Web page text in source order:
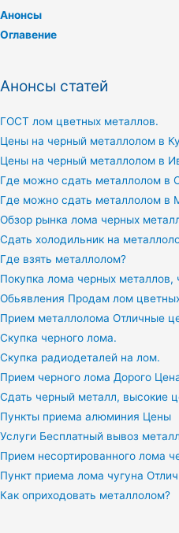
Анонсы
Оглавение
Анонсы статей
ГОСТ лом цветных металлов.
Цены на черный металлолом в
Цены на черный металлолом в
Где можно сдать металлолом в
Где можно сдать металлолом в
Обзор рынка лома черных
Сдать холодильник на
Где взять металлолом?
Покупка лома черных металлов,
Обьявления Продам лом
Прием металлолома Отличные
Скупка черного лома.
Скупка радиодеталей на лом.
Прием черного лома Дорого
Сдать черный металл, высокие
Пункты приема алюминия Цены
Услуги Бесплатный вывоз
Прием несортированного лома
Пункт приема лома чугуна
Как оприходовать металлолом?